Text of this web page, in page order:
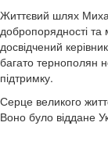
Життєвий шлях
добропорядності та
досвідчений
багато тернополян
підтримку.
Серце великого
Воно було